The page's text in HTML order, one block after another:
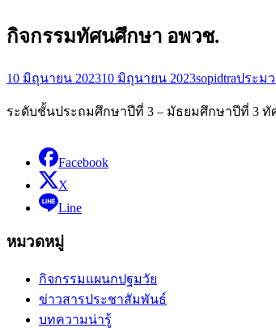
กิจกรรมทัศนศึกษา อพวช.
10 มิถุนายน 202310 มิถุนายน 2023sopidtraประม
ระดับชั้นประถมศึกษาปีที่ 3 – มัธยมศึกษาปีที่ 3
Facebook
X
Line
หมวดหมู่
กิจกรรมแผนกปฐมวัย
ข่าวสารประชาสัมพันธ์
บทความน่ารู้